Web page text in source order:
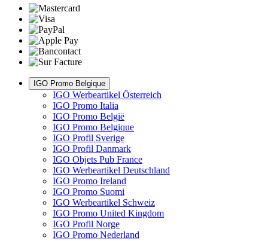
IGO Promo Belgique
IGO Werbeartikel Österreich
IGO Promo Italia
IGO Promo België
IGO Promo Belgique
IGO Profil Sverige
IGO Profil Danmark
IGO Objets Pub France
IGO Werbeartikel Deutschland
IGO Promo Ireland
IGO Promo Suomi
IGO Werbeartikel Schweiz
IGO Promo United Kingdom
IGO Profil Norge
IGO Promo Nederland